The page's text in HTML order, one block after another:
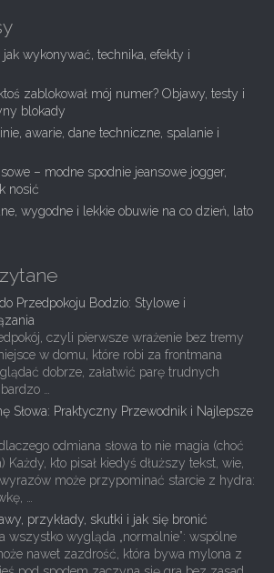
wykonywać, technika, efekty i
zablokował mój numer? Objawy, testy i
blokady
awarie, dane techniczne, spalanie i
– modne spodnie jeansowe jogger,
nosić
wygodne i lekkie obuwie na co dzień, lato
Przedpokoju Bodzio: Stylowe i
czyli pierwsze wrażenie bez tremy
w domu, które robi za frontmana
dobrze, załatwić parę trudnych
…
Słowa: Praktyczny Przewodnik i Najlepsze
odmiana słowa to nie magia (choć
kto pisał kiedyś dłuższy tekst, wie,
może przypominać starcie z hydra:
…
przykłady, skutki i jak się bronić
wszystko wygląda „normalnie”: wspólne
nawet zazdrość, która bywa mylona z